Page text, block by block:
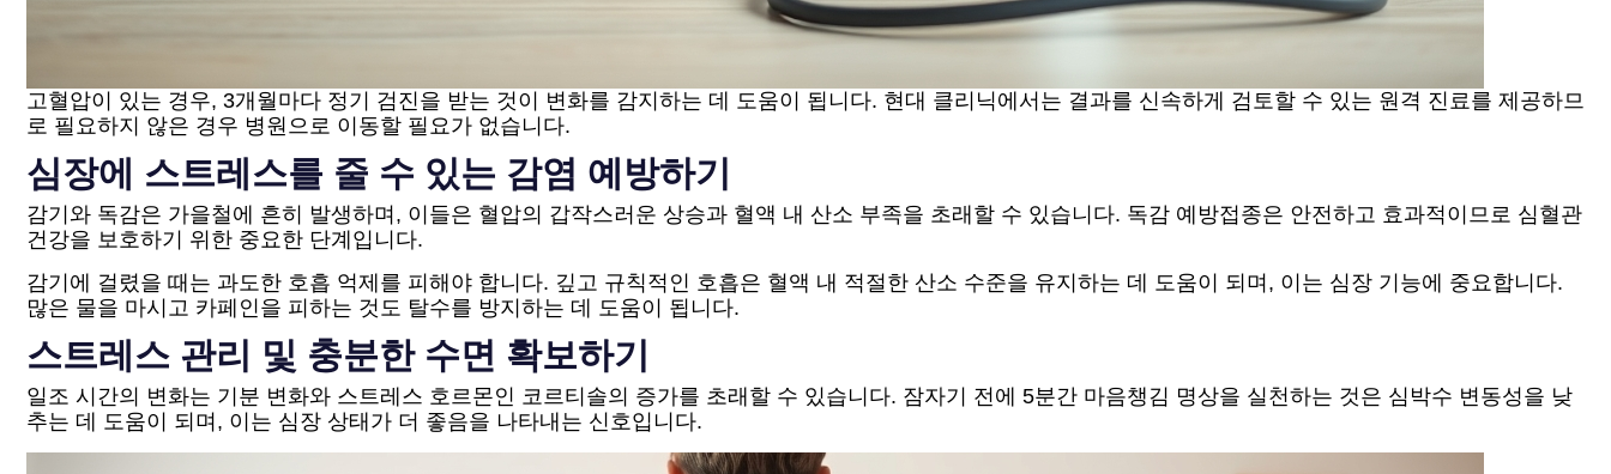
고혈압이 있는 경우, 3개월마다 정기 검진을 받는 것이 변화를 감지하는 데 도움이 됩니다. 현대 클리닉에서는 결과를 신속하게 검토할 수 있는 원격 진료를 제공하므
로 필요하지 않은 경우 병원으로 이동할 필요가 없습니다.
심장에 스트레스를 줄 수 있는 감염 예방하기
감기와 독감은 가을철에 흔히 발생하며, 이들은 혈압의 갑작스러운 상승과 혈액 내 산소 부족을 초래할 수 있습니다. 독감 예방접종은 안전하고 효과적이므로 심혈관
건강을 보호하기 위한 중요한 단계입니다.
감기에 걸렸을 때는 과도한 호흡 억제를 피해야 합니다. 깊고 규칙적인 호흡은 혈액 내 적절한 산소 수준을 유지하는 데 도움이 되며, 이는 심장 기능에 중요합니다.
많은 물을 마시고 카페인을 피하는 것도 탈수를 방지하는 데 도움이 됩니다.
스트레스 관리 및 충분한 수면 확보하기
일조 시간의 변화는 기분 변화와 스트레스 호르몬인 코르티솔의 증가를 초래할 수 있습니다. 잠자기 전에 5분간 마음챙김 명상을 실천하는 것은 심박수 변동성을 낮
추는 데 도움이 되며, 이는 심장 상태가 더 좋음을 나타내는 신호입니다.